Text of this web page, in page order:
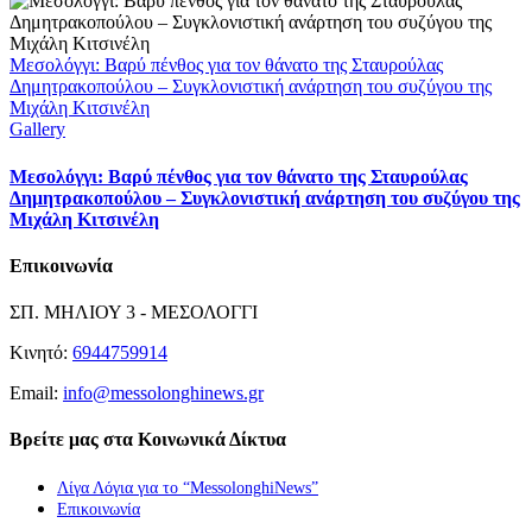
Μεσολόγγι: Βαρύ πένθος για τον θάνατο της Σταυρούλας
Δημητρακοπούλου – Συγκλονιστική ανάρτηση του συζύγου της
Μιχάλη Κιτσινέλη
Gallery
Μεσολόγγι: Βαρύ πένθος για τον θάνατο της Σταυρούλας
Δημητρακοπούλου – Συγκλονιστική ανάρτηση του συζύγου της
Μιχάλη Κιτσινέλη
Επικοινωνία
ΣΠ. ΜΗΛΙΟΥ 3 - ΜΕΣΟΛΟΓΓΙ
Κινητό: 6944759914
Email: info@messolonghinews.gr
Βρείτε μας στα Κοινωνικά Δίκτυα
Λίγα Λόγια για το “MessolonghiNews”
Επικοινωνία